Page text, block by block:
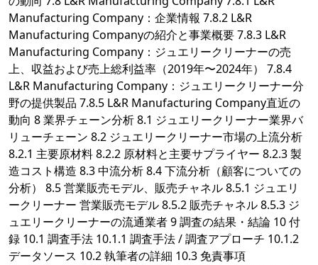
Manufacturing Company：企業情報 7.8.2 L&R
Manufacturing Companyの紹介と事業概要 7.8.3 L&R
Manufacturing Company：ジュエリークリーナーの売
上、収益および売上総利益率（2019年〜2024年） 7.8.4
L&R Manufacturing Company：ジュエリークリーナー分
野の提供製品 7.8.5 L&R Manufacturing Company直近の
動向 8 業界チェーン分析 8.1 ジュエリークリーナー業界バ
リューチェーン 8.2 ジュエリークリーナー市場の上流分析
8.2.1 主要原材料 8.2.2 原材料と主要サプライヤー 8.2.3 製
造コスト構造 8.3 中流分析 8.4 下流分析（顧客についての
分析） 8.5 営業販売モデル、販売チャネル 8.5.1 ジュエリ
ークリーナー 営業販売モデル 8.5.2 販売チャネル 8.5.3 ジ
ュエリークリーナーの流通業者 9 調査の結果・結論 10 付
録 10.1 調査手法 10.1.1 調査手法 / 調査アプローチ 10.1.2
データソース 10.2 執筆者の詳細 10.3 免責事項